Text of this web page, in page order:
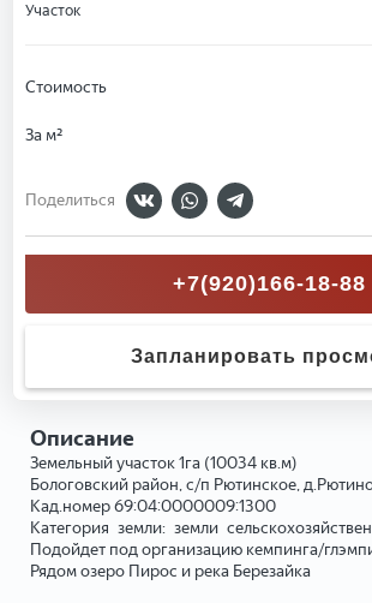
Участок
Стоимость
За м²
Поделиться
+7(920)166-18-88
Запланировать
Описание
Земельный участок 1га (10034 кв.м)
Бологовский район, с/п Рютинское,
Кад.номер 69:04:0000009:1300
Категория земли: земли
Подойдет под организацию кемпинга/
Рядом озеро Пирос и река Березайка